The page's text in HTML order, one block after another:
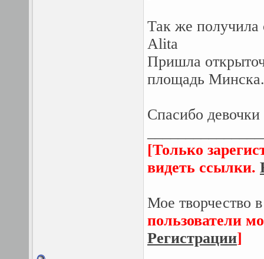
Так же получила
Alita
Пришла
площадь Минска.
Спасибо
[Только
видеть ссылки.
Мое творчество
пользователи
Регистрации]